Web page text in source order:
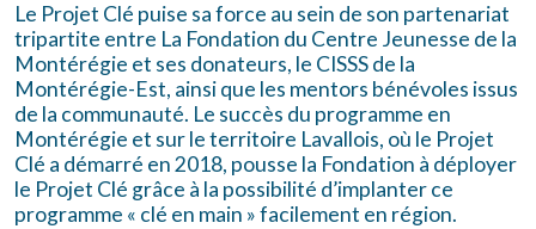
Le Projet Clé puise sa force au sein de son partenariat
tripartite entre La Fondation du Centre Jeunesse de la
Montérégie et ses donateurs, le CISSS de la
Montérégie-Est, ainsi que les mentors bénévoles issus
de la communauté. Le succès du programme en
Montérégie et sur le territoire Lavallois, où le Projet
Clé a démarré en 2018, pousse la Fondation à déployer
le Projet Clé grâce à la possibilité d’implanter ce
programme « clé en main » facilement en région.